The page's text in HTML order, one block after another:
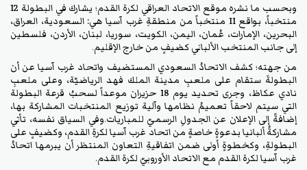
وبحسب ما نشره موقع الاتحاد العراقي لكرة القدم؛ يشارك في البطولة 12
منتخباً، بواقع 11 منتخباً من منطقةِ غرب آسيا هي: السعودية، العراق،
البحرين، الإمارات، عُمان، اليمن، الكويت، سوريا، لبنان، الأردن، فلسطين
إلى جانب المنتخب الألباني كضيفٍ من خارج الإقليم.
من جهته؛ كشف الاتحادُ السعودي المستضيف واتحاد غرب آسيا عن أن
البطولةَ ستقام على ملعبِ مدينة الملك فهد الرياضيّة، وعلى ملعبِ
نادي عكاظ، وجرى تحديد يوم 18 حزيران موعداً لسحبُ قرعة البطولة
التي سيتم لاحقاً تعميمُ نظامها وآلية توزيع المنتخبات المشاركة بها،
إضافةً إلى الإعلان عن الجدولِ الرسميّ للمباريات.وفي السياق نفسه، تأتي
مشاركةُ ألبانيا بدعوةٍ خاصةٍ من اتحاد غرب آسيا لكرةِ القدم، وكضيفٍ على
البطولةِ، وكخطوةٍ أولى ضمن اتفاقيةِ التعاون المنتظر أن يبرمها اتحادُ
غرب آسيا لكرة القدم مع الاتحاد الأوروبيّ لكرة القدم.